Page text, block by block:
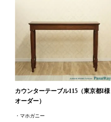
カウンターテーブル115（東京都I様
オーダー）
・マホガニー